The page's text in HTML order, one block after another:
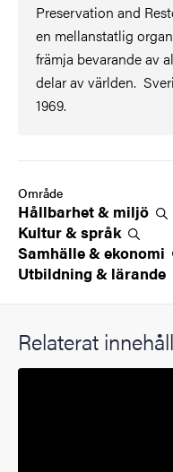
Preservation and
en mellanstatlig
främja bevarande av
delar av världen.
1969.
Område
Hållbarhet & miljö
Kultur &språk
Samhälle &ekonomi
Utbildning & lärande
Relaterat innehåll